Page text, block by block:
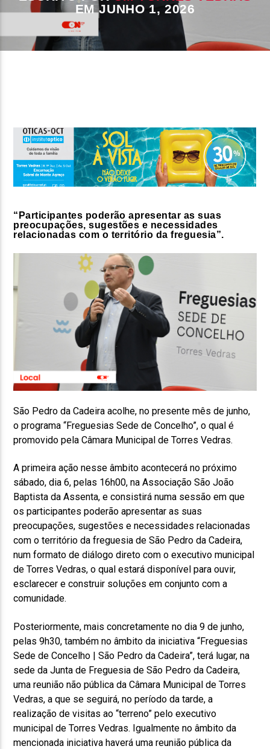
FAIXA ATUAL
TÍTULO
ON FM
EM JUNHO 1, 2026
“Participantes poderão apresentar as suas
preocupações, sugestões e necessidades
relacionadas com o território da freguesia”.
São Pedro da Cadeira acolhe, no presente mês de junho,
o programa “Freguesias Sede de Concelho”, o qual é
promovido pela Câmara Municipal de Torres Vedras.
A primeira ação nesse âmbito acontecerá no próximo
sábado, dia 6, pelas 16h00, na Associação São João
Baptista da Assenta, e consistirá numa sessão em que
os participantes poderão apresentar as suas
preocupações, sugestões e necessidades relacionadas
com o território da freguesia de São Pedro da Cadeira,
num formato de diálogo direto com o executivo municipal
de Torres Vedras, o qual estará disponível para ouvir,
esclarecer e construir soluções em conjunto com a
comunidade.
Posteriormente, mais concretamente no dia 9 de junho,
pelas 9h30, também no âmbito da iniciativa “Freguesias
Sede de Concelho | São Pedro da Cadeira”, terá lugar, na
sede da Junta de Freguesia de São Pedro da Cadeira,
uma reunião não pública da Câmara Municipal de Torres
Vedras, a que se seguirá, no período da tarde, a
realização de visitas ao “terreno” pelo executivo
municipal de Torres Vedras. Igualmente no âmbito da
mencionada iniciativa haverá uma reunião pública da